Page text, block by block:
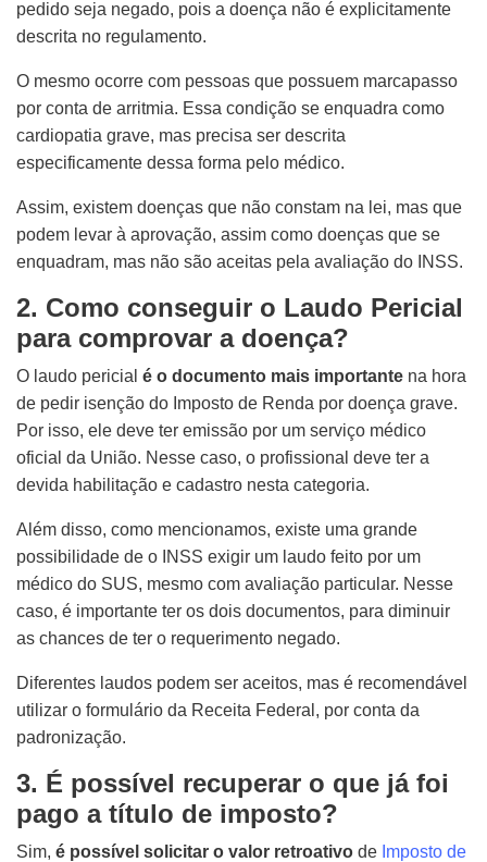
pedido seja negado, pois a doença não é explicitamente
descrita no regulamento.
O mesmo ocorre com pessoas que possuem marcapasso
por conta de arritmia. Essa condição se enquadra como
cardiopatia grave, mas precisa ser descrita
especificamente dessa forma pelo médico.
Assim, existem doenças que não constam na lei, mas que
podem levar à aprovação, assim como doenças que se
enquadram, mas não são aceitas pela avaliação do INSS.
2. Como conseguir o Laudo Pericial
para comprovar a doença?
O laudo pericial é o documento mais importante na hora
de pedir isenção do Imposto de Renda por doença grave.
Por isso, ele deve ter emissão por um serviço médico
oficial da União. Nesse caso, o profissional deve ter a
devida habilitação e cadastro nesta categoria.
Além disso, como mencionamos, existe uma grande
possibilidade de o INSS exigir um laudo feito por um
médico do SUS, mesmo com avaliação particular. Nesse
caso, é importante ter os dois documentos, para diminuir
as chances de ter o requerimento negado.
Diferentes laudos podem ser aceitos, mas é recomendável
utilizar o formulário da Receita Federal, por conta da
padronização.
3. É possível recuperar o que já foi
pago a título de imposto?
Sim, é possível solicitar o valor retroativo de Imposto de